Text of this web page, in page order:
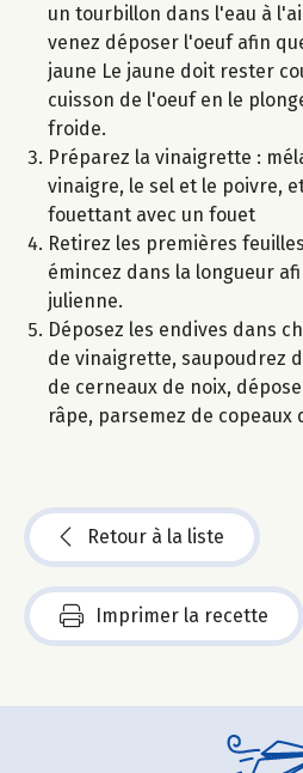
un tourbillon dans l'eau à
venez déposer l'oeuf afin
jaune Le jaune doit rester
cuisson de l'oeuf en le
froide.
Préparez la vinaigrette :
vinaigre, le sel et le poivre,
fouettant avec un fouet
Retirez les premières
émincez dans la longueur
julienne.
Déposez les endives dans
de vinaigrette, saupoudrez
de cerneaux de noix,
râpe, parsemez de copeaux
Retour à la liste
Imprimer la recette